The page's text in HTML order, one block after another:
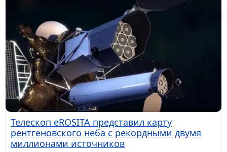
Телескоп eROSITA представил карту
рентгеновского неба с рекордными двумя
миллионами источников